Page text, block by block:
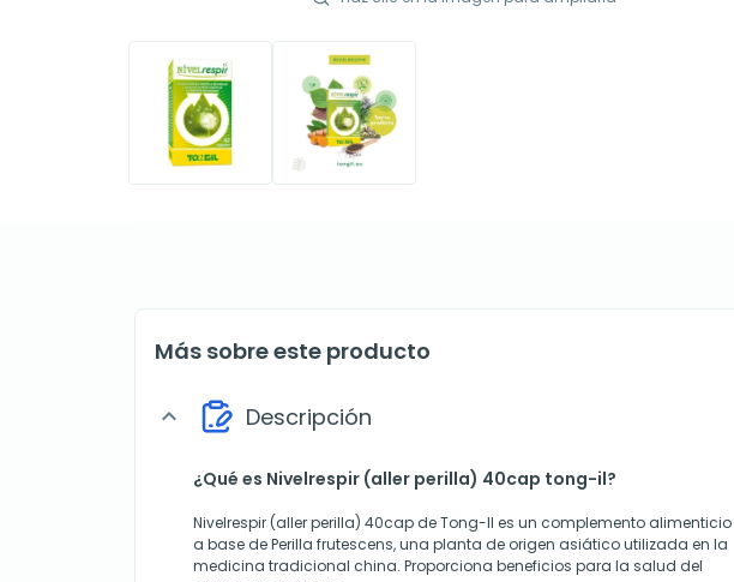
Más sobre este producto
expand_more Descripción
¿Qué es Nivelrespir (aller perilla) 40cap tong-il?
Nivelrespir (aller perilla) 40cap de Tong-Il es un complemento alimenticio
a base de Perilla frutescens, una planta de origen asiático utilizada en la
medicina tradicional china. Proporciona beneficios para la salud del